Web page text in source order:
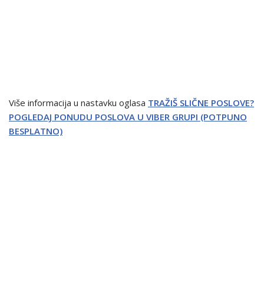
Više informacija u nastavku oglasa TRAŽIŠ SLIČNE POSLOVE?
POGLEDAJ PONUDU POSLOVA U VIBER GRUPI (POTPUNO
BESPLATNO)